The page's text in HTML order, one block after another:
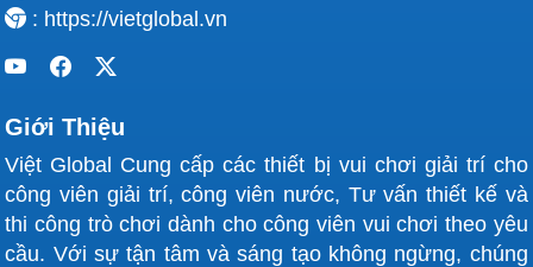
: https://vietglobal.vn
Giới Thiệu
Việt Global Cung cấp các thiết bị vui chơi giải trí cho
công viên giải trí, công viên nước, Tư vấn thiết kế và
thi công trò chơi dành cho công viên vui chơi theo yêu
cầu. Với sự tận tâm và sáng tạo không ngừng, chúng